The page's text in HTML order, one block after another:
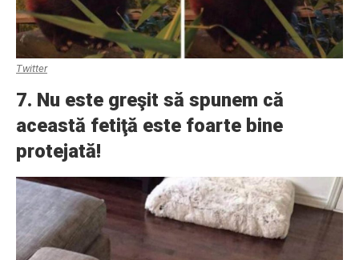
Twitter
7. Nu este greşit să spunem că
această fetiţă este foarte bine
protejată!